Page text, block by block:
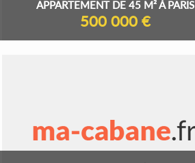
APPARTEMENT DE 45 M² À PARIS
500 000 €